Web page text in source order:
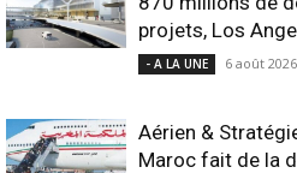
projets, Los
- A LA UNE 6 août 2026
Aérien &
Maroc fait de la